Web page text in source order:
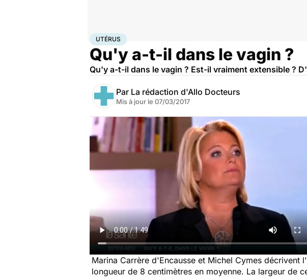
AccueilSanté
UTÉRUS
Qu'y a-t-il dans le vagin ?
Qu'y a-t-il dans le vagin ? Est-il vraiment extensible ?
Par La rédaction d'Allo Docteurs
Mis à jour le 07/03/2017
Marina Carrère d'Encausse et Michel Cymes
longueur de 8 centimètres en moyenne. La largeur de